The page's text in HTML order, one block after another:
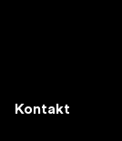
Kontakt